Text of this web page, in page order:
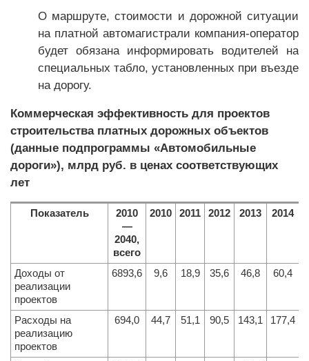
О маршруте, стоимости и дорожной ситуации
на платной автомагистрали компания-оператор
будет обязана информировать водителей на
специальных табло, установленных при въезде
на дорогу.
Коммерческая эффективность для проектов
строительства платных дорожных объектов
(данные подпрограммы «Автомобильные
дороги»), млрд руб. в ценах соответствующих
лет
Показатель
2010
—
2040,
всего
2010 2011 2012 2013 2014
Доходы от
реализации
проектов
6893,6 9,6 18,9 35,6 46,8 60,4
Расходы на
реализацию
проектов
694,0 44,7 51,1 90,5 143,1 177,4